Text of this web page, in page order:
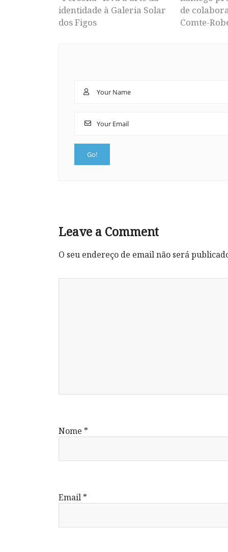
identidade à Galeria Solar
dos Figos
de
Comte-
Leave a Comment
O seu endereço de email não será
Nome *
Email *